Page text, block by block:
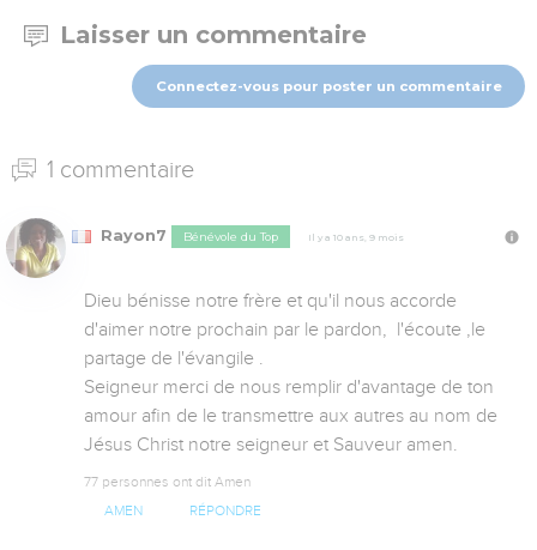
Laisser un commentaire
Connectez-vous pour poster un commentaire
1 commentaire
Rayon7 Bénévole du Top Il y a 10 ans, 9 mois
Dieu bénisse notre frère et qu'il nous accorde
d'aimer notre prochain par le pardon,  l'écoute ,le
partage de l'évangile .
Seigneur merci de nous remplir d'avantage de ton
amour afin de le transmettre aux autres au nom de
Jésus Christ notre seigneur et Sauveur amen.
77 personnes ont dit Amen
AMEN RÉPONDRE